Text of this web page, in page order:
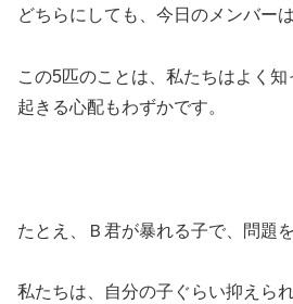
どちらにしても、今日のメンバー
この5匹のことは、私たちはよく
起きる心配もわずかです。
たとえ、Ｂ君が暴れる子で、問題
私たちは、自分の子ぐらい抑えられ